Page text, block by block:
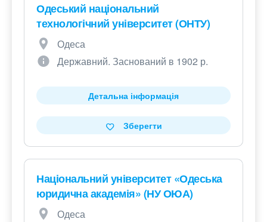
Одеський національний
технологічний університет (ОНТУ)
Одеса
Державний. Заснований в 1902 р.
Детальна інформація
Зберегти
Національний університет «Одеська
юридична академія» (НУ ОЮА)
Одеса